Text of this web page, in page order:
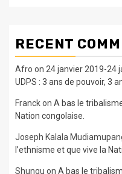
RECENT
Afro on 24 janvier 2019-24
UDPS : 3 ans de pouvoir, 3
Franckon A bas le
Nation congolaise.
Joseph Kalala
l’ethnisme et que vive la
Shungu on A bas le